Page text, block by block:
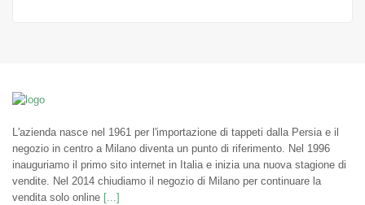
L'azienda nasce nel 1961 per l'importazione di tappeti dalla Persia e il
negozio in centro a Milano diventa un punto di riferimento. Nel 1996
inauguriamo il primo sito internet in Italia e inizia una nuova stagione di
vendite. Nel 2014 chiudiamo il negozio di Milano per continuare la
vendita solo online [...]